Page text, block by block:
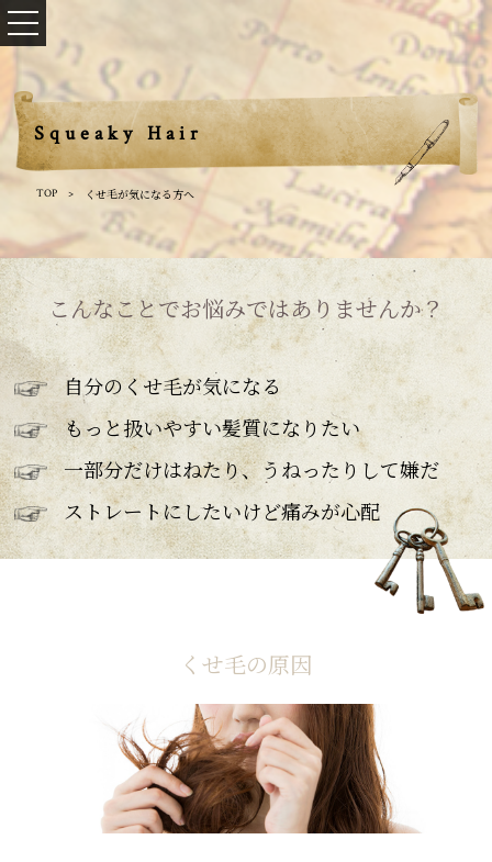
Squeaky Hair
TOP くせ毛が気になる方へ
こんなことでお悩みではありませんか？
自分のくせ毛が気になる
もっと扱いやすい髪質になりたい
一部分だけはねたり、うねったりして嫌だ
ストレートにしたいけど痛みが心配
くせ毛の原因